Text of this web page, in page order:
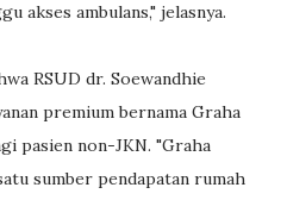
akses ambulans," jelasnya.
RSUD dr. Soewandhie
premium bernama Graha
pasien non-JKN. "Graha
sumber pendapatan rumah